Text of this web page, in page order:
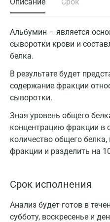
Альбумин – является
сыворотки крови и
белка.
В результате будет
содержание фракции
сыворотки.
Зная уровень общего
концентрацию фракции в
количество общего
фракции и разделить на
Срок исполнения
Анализ будет готов в
субботу, воскресенье и